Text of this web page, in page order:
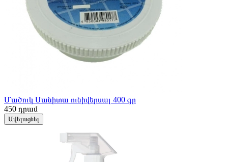
Մածուկ Սանիտա ունիվերսալ 400 գր
450 դրամ
Ավելացնել